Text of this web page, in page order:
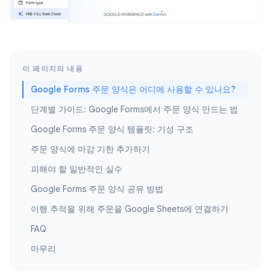
이 페이지의 내용
Google Forms 주문 양식은 어디에 사용할 수 있나요?
단계별 가이드: Google Forms에서 주문 양식 만드는 법
Google Forms 주문 양식 템플릿: 기성 구조
주문 양식에 마감 기한 추가하기
피해야 할 일반적인 실수
Google Forms 주문 양식 공유 방법
이행 추적을 위해 주문을 Google Sheets에 연결하기
FAQ
마무리